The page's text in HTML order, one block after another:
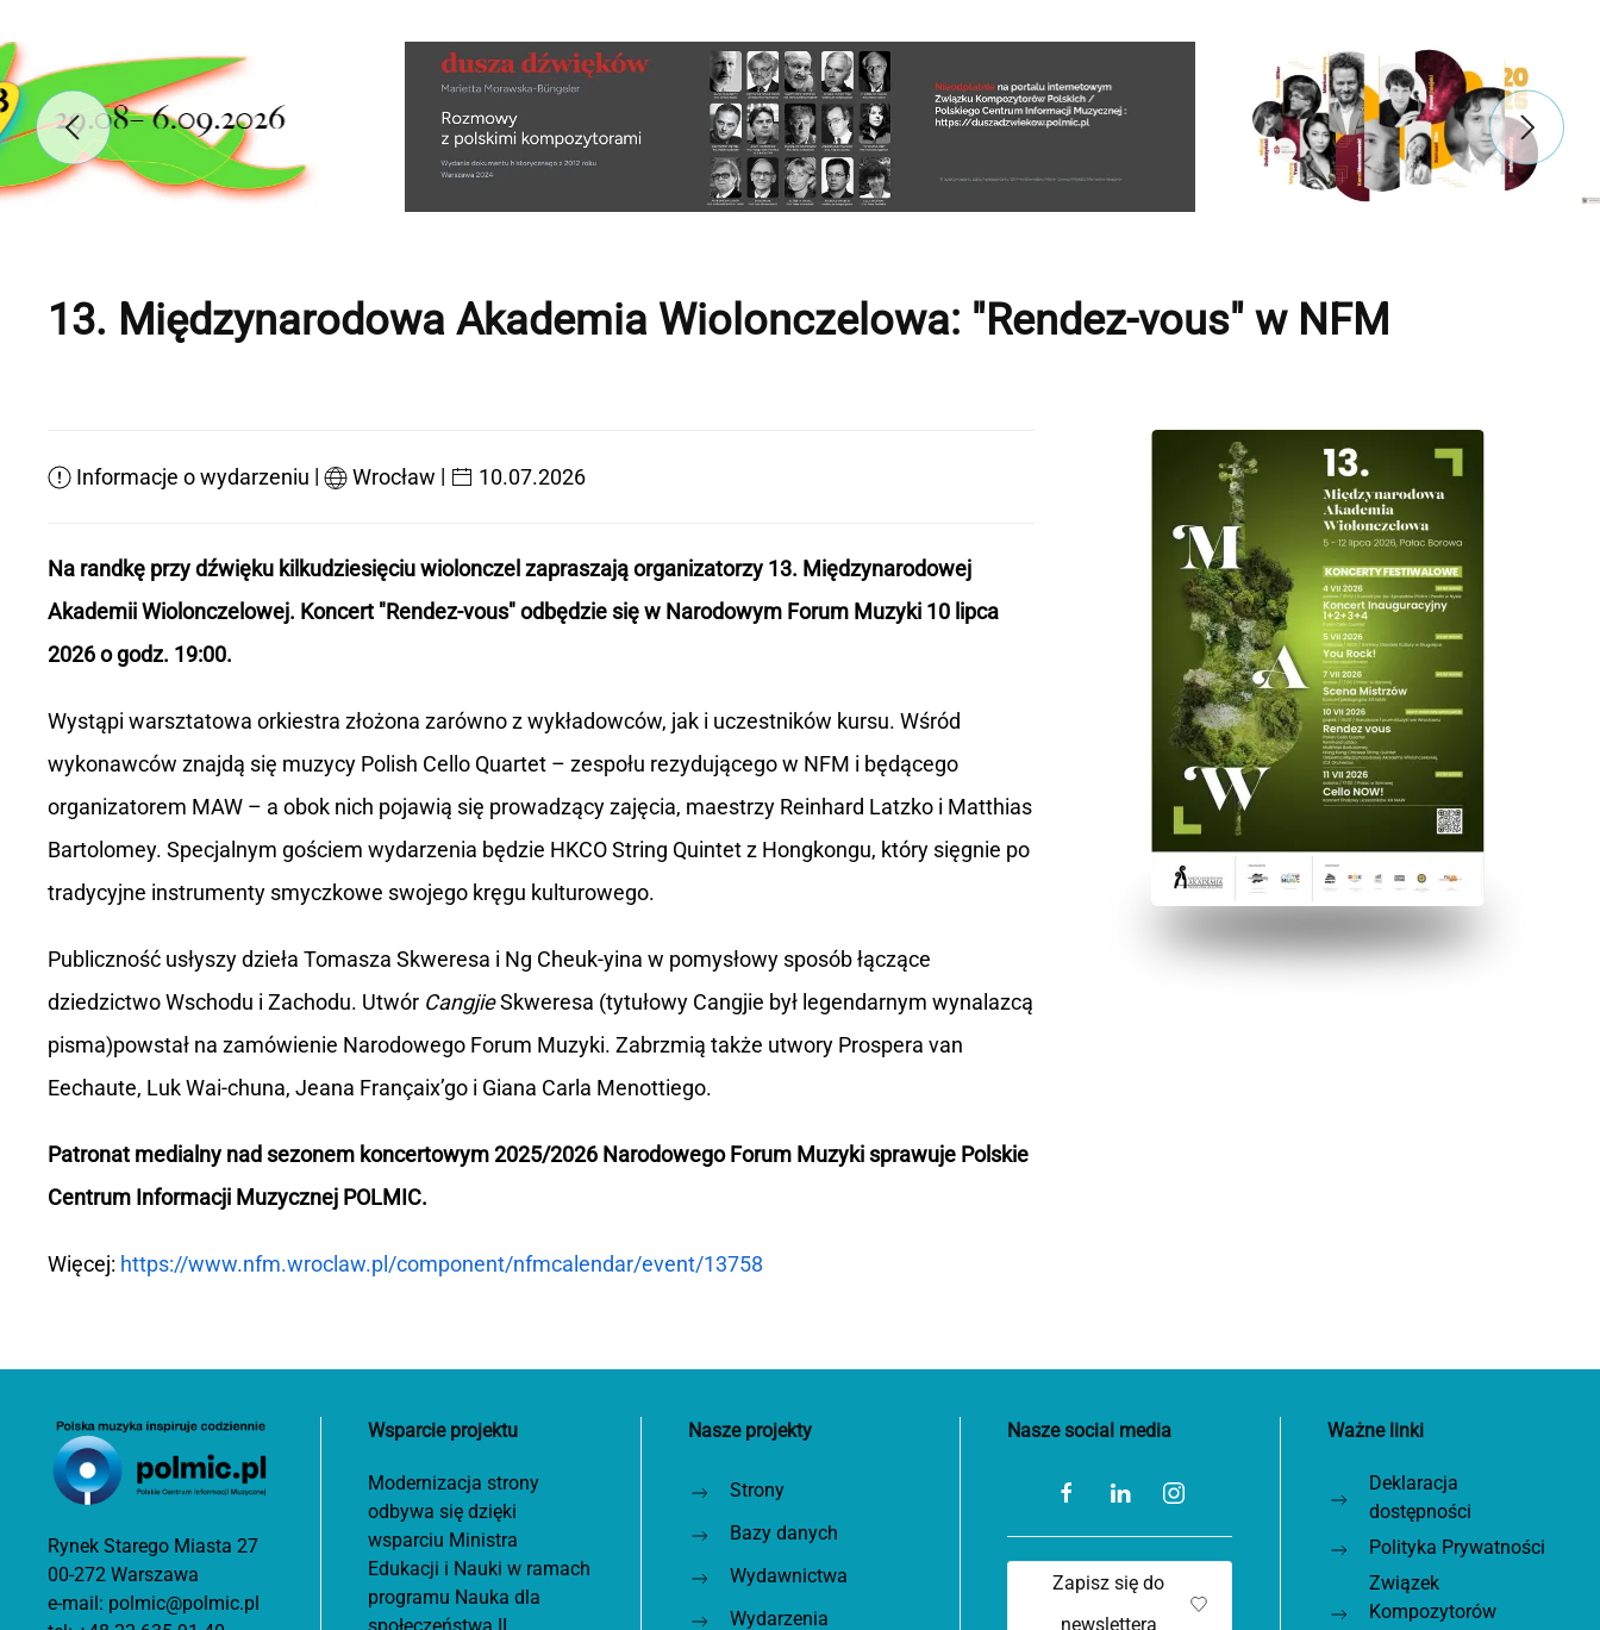
13. Międzynarodowa Akademia Wiolonczelowa: "Rendez-vous" w NFM
Informacje o wydarzeniu | Wrocław | 10.07.2026
Na randkę przy dźwięku kilkudziesięciu wiolonczel zapraszają organizatorzy 13. Międzynarodowej
Akademii Wiolonczelowej. Koncert "Rendez-vous" odbędzie się w Narodowym Forum Muzyki 10 lipca
2026 o godz. 19:00.
Wystąpi warsztatowa orkiestra złożona zarówno z wykładowców, jak i uczestników kursu. Wśród
wykonawców znajdą się muzycy Polish Cello Quartet – zespołu rezydującego w NFM i będącego
organizatorem MAW – a obok nich pojawią się prowadzący zajęcia, maestrzy Reinhard Latzko i Matthias
Bartolomey. Specjalnym gościem wydarzenia będzie HKCO String Quintet z Hongkongu, który sięgnie po
tradycyjne instrumenty smyczkowe swojego kręgu kulturowego.
Publiczność usłyszy dzieła Tomasza Skweresa i Ng Cheuk-yina w pomysłowy sposób łączące
dziedzictwo Wschodu i Zachodu. Utwór CangjieSkweresa (tytułowy Cangjie był legendarnym wynalazcą
pisma)powstał na zamówienie Narodowego Forum Muzyki. Zabrzmią także utwory Prospera van
Eechaute, Luk Wai-chuna, Jeana Françaix’go i Giana Carla Menottiego.
Patronat medialny nad sezonem koncertowym 2025/2026 Narodowego Forum Muzyki sprawuje Polskie
Centrum Informacji Muzycznej POLMIC.
Więcej: https://www.nfm.wroclaw.pl/component/nfmcalendar/event/13758
Rynek Starego Miasta 27
00-272 Warszawa
e-mail: polmic@polmic.pl
Wsparcie projektu
Modernizacja strony
odbywa się dzięki
wsparciu Ministra
Edukacji i Nauki w ramach
programu Nauka dla
Nasze projekty
Strony
Bazy danych
Wydawnictwa
Wydarzenia
Nasze social media
Zapisz się do
newslettera
Ważne linki
Deklaracja
dostępności
Polityka Prywatności
Związek
Kompozytorów